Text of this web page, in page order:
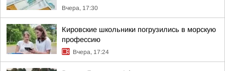
Вчера, 17:30
Кировские школьники погрузились в морскую
профессию
Вчера, 17:24